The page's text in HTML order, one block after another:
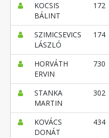
KOCSIS
BÁLINT
172
SZIMICSEVICS
LÁSZLÓ
174
HORVÁTH
ERVIN
730
STANKA
MARTIN
302
KOVÁCS
DONÁT
434